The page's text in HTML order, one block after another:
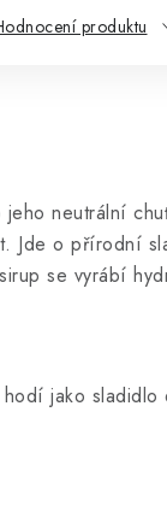
produktu
neutrální
Jde o přírodní
se vyrábí
jako